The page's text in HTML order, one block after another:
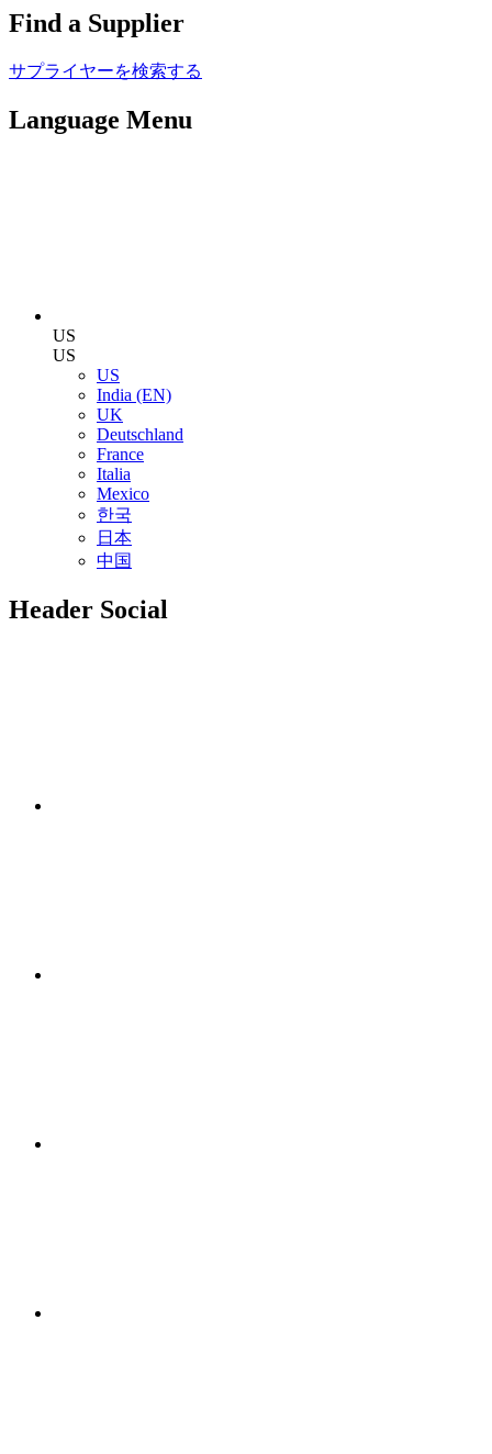
Find a Supplier
サプライヤーを検索する
Language Menu
US
US
US
India (EN)
UK
Deutschland
France
Italia
Mexico
한국
日本
中国
Header Social